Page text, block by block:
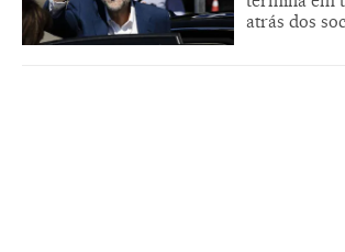
atrás dos